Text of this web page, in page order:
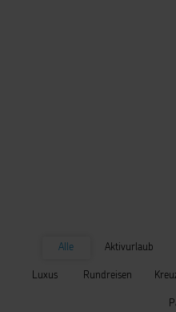
Alle Aktivurlaub
Luxus Rundreisen